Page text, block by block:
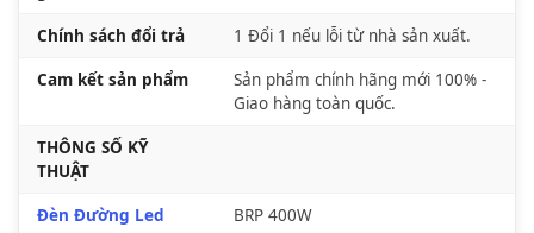
Chính sách đổi trả 1 Đổi 1 nếu lỗi từ nhà sản xuất.
Cam kết sản phẩm
Sản phẩm chính hãng mới 100% -
Giao hàng toàn quốc.
THÔNG SỐ KỸ
THUẬT
Đèn Đường Led BRP 400W